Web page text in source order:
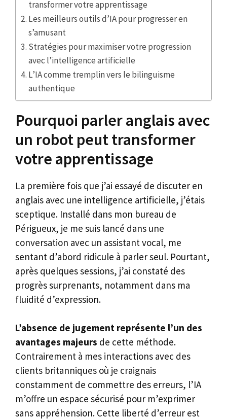
transformer votre apprentissage
Les meilleurs outils d’IA pour progresser en
s’amusant
Stratégies pour maximiser votre progression
avec l’intelligence artificielle
L’IA comme tremplin vers le bilinguisme
authentique
Pourquoi parler anglais avec
un robot peut transformer
votre apprentissage
La première fois que j’ai essayé de discuter en
anglais avec une intelligence artificielle, j’étais
sceptique. Installé dans mon bureau de
Périgueux, je me suis lancé dans une
conversation avec un assistant vocal, me
sentant d’abord ridicule à parler seul. Pourtant,
après quelques sessions, j’ai constaté des
progrès surprenants, notamment dans ma
fluidité d’expression.
L’absence de jugement représente l’un des
avantages majeurs de cette méthode.
Contrairement à mes interactions avec des
clients britanniques où je craignais
constamment de commettre des erreurs, l’IA
m’offre un espace sécurisé pour m’exprimer
sans appréhension. Cette liberté d’erreur est